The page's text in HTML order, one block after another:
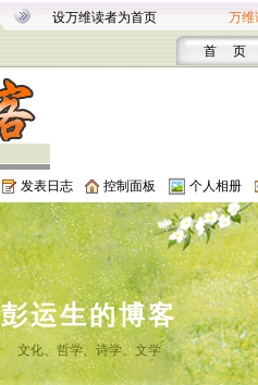
设万维读者为首页 万维
首 页
发表日志 控制面板 个人相册
彭运生的博客
文化、哲学、诗学、文学